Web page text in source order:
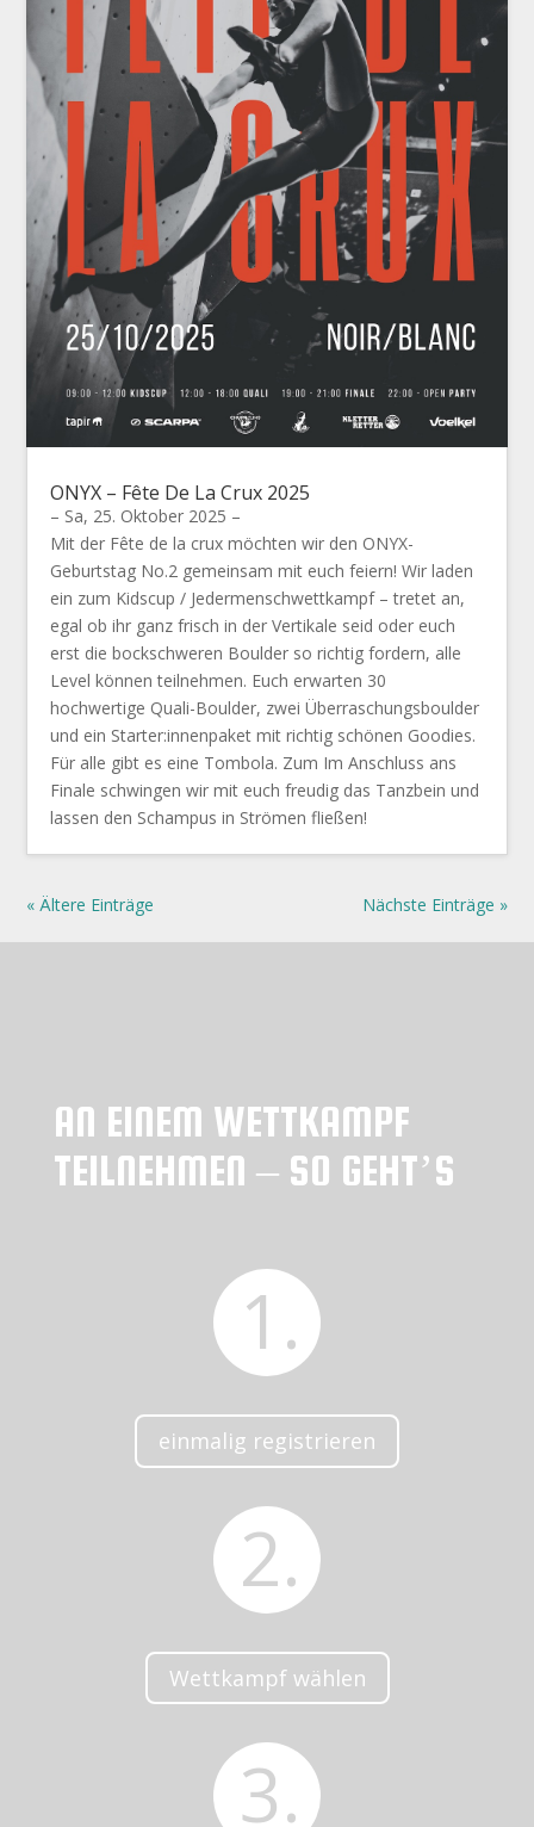
ONYX – Fête De La Crux 2025
– Sa, 25. Oktober 2025 –
Mit der Fête de la crux möchten wir den ONYX-
Geburtstag No.2 gemeinsam mit euch feiern! Wir laden
ein zum Kidscup / Jedermenschwettkampf – tretet an,
egal ob ihr ganz frisch in der Vertikale seid oder euch
erst die bockschweren Boulder so richtig fordern, alle
Level können teilnehmen. Euch erwarten 30
hochwertige Quali-Boulder, zwei Überraschungsboulder
und ein Starter:innenpaket mit richtig schönen Goodies.
Für alle gibt es eine Tombola. Zum Im Anschluss ans
Finale schwingen wir mit euch freudig das Tanzbein und
lassen den Schampus in Strömen fließen!
« Ältere Einträge Nächste Einträge »
AN EINEM WETTKAMPF
TEILNEHMEN – SO GEHT’S
1.
einmalig registrieren
2.
Wettkampf wählen
3.